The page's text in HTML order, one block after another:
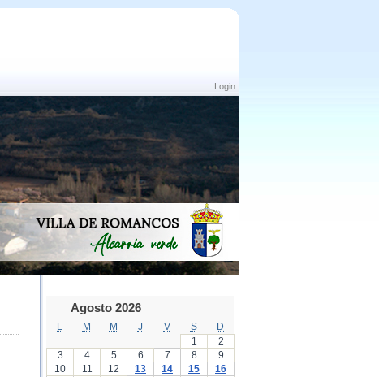
Login
Agosto 2026
M M J V S
D
1
2
3
4 5 6 7 8
9
10
11 12 13 14 15
16